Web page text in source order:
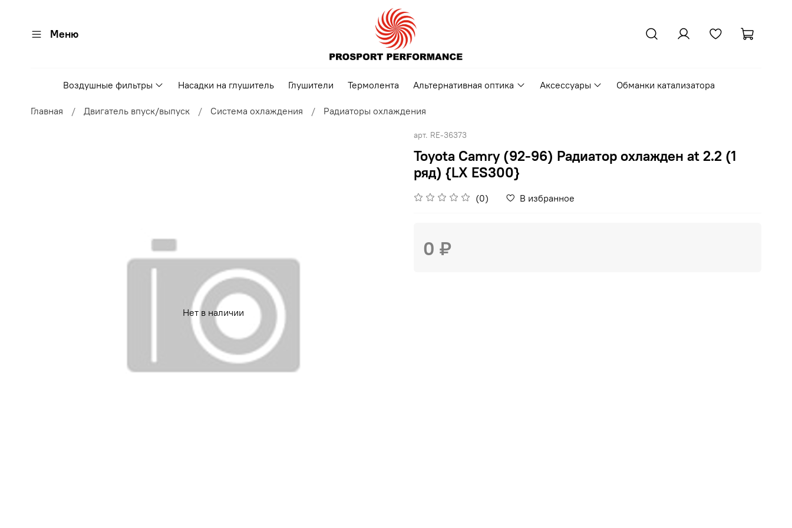
Меню
Воздушные фильтры Насадки на глушитель Глушители Термолента Альтернативная оптика Аксессуары Обманки катализатора
Главная Двигатель впуск/выпуск Система охлаждения Радиаторы охлаждения
Нет в наличии
арт. RE-36373
Toyota Camry (92-96) Радиатор охлажден at 2.2 (1
ряд) {LX ES300}
(0) В избранное
0 ₽